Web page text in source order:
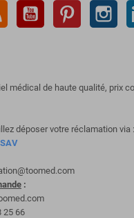
YouTube Pinterest
médical de haute qualité, prix
déposer votre réclamation via :
SAV
:
25 66